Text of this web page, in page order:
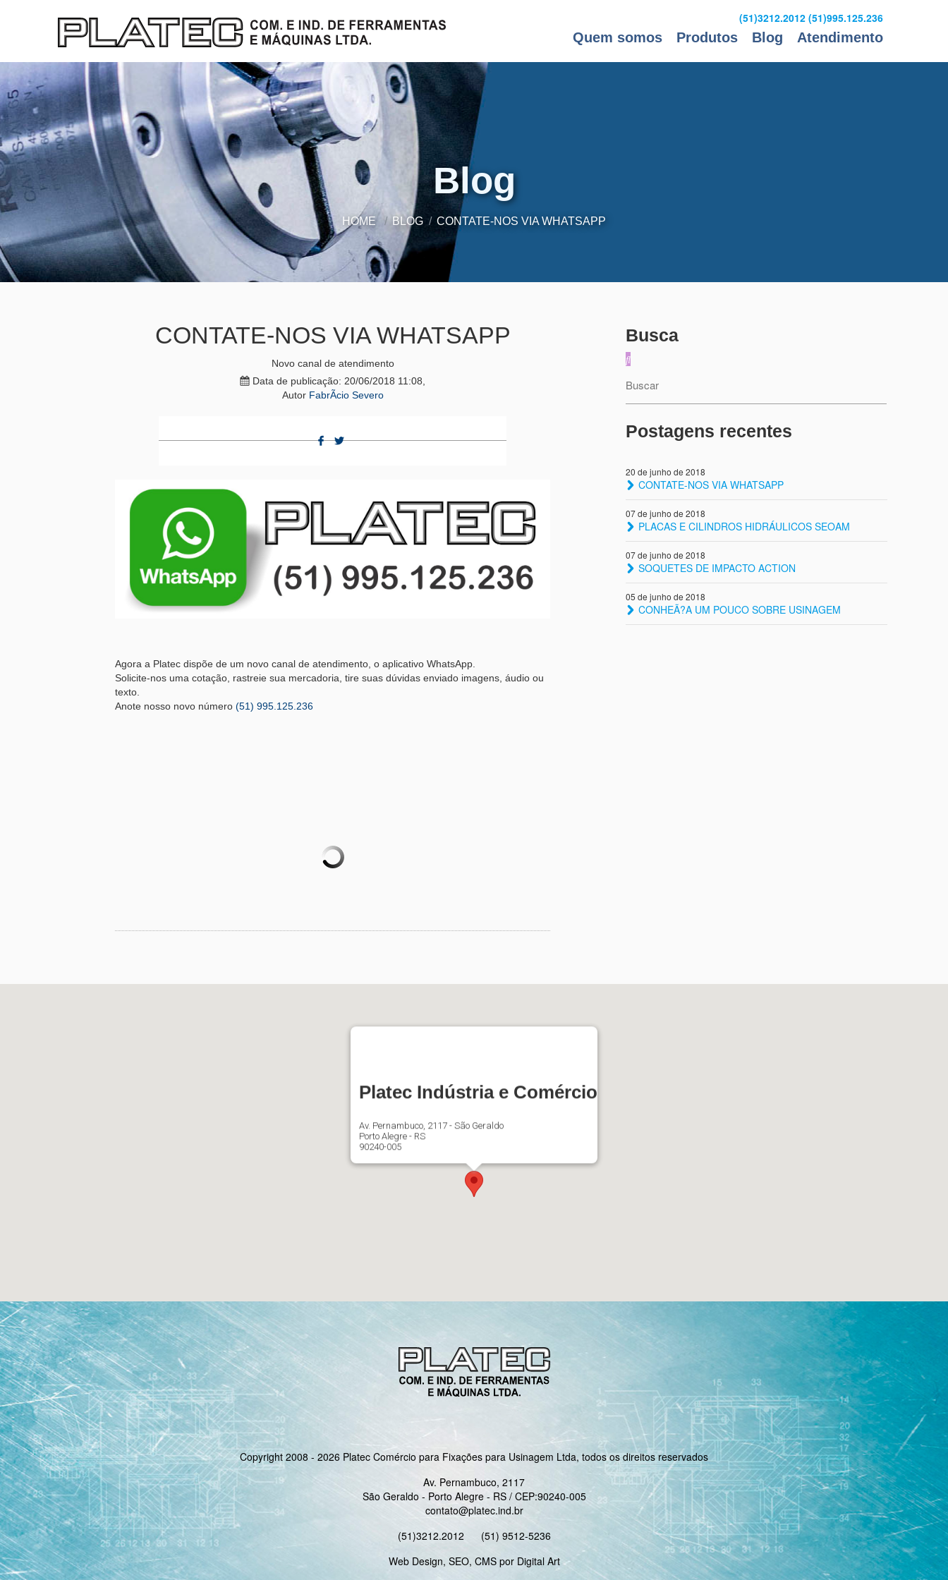
Quem somos Produtos Blog Atendimento
(51)3212.2012 (51)995.125.236
Blog
HOME BLOG CONTATE-NOS VIA WHATSAPP
CONTATE-NOS VIA WHATSAPP
Novo canal de atendimento
Data de publicação: 20/06/2018 11:08,
Autor FabrÃ­cio Severo
Agora a Platec dispõe de um novo canal de atendimento, o aplicativo WhatsApp.
Solicite-nos uma cotação, rastreie sua mercadoria, tire suas dúvidas enviado imagens, áudio ou
texto.
Anote nosso novo número(51) 995.125.236
Busca
Postagens recentes
20 de junho de 2018
CONTATE-NOS VIA WHATSAPP
07 de junho de 2018
PLACAS E CILINDROS HIDRÁULICOS SEOAM
07 de junho de 2018
SOQUETES DE IMPACTO ACTION
05 de junho de 2018
CONHEÃ?A UM POUCO SOBRE USINAGEM
Platec Indústria e Comércio
Av. Pernambuco, 2117 - São Geraldo
Porto Alegre - RS
90240-005
Copyright 2008 - 2026 Platec Comércio para Fixações para Usinagem Ltda, todos os direitos reservados
Av. Pernambuco, 2117
São Geraldo - Porto Alegre - RS / CEP:90240-005
contato@platec.ind.br
(51)3212.2012
(51) 9512-5236
Web Design, SEO, CMS por Digital Art